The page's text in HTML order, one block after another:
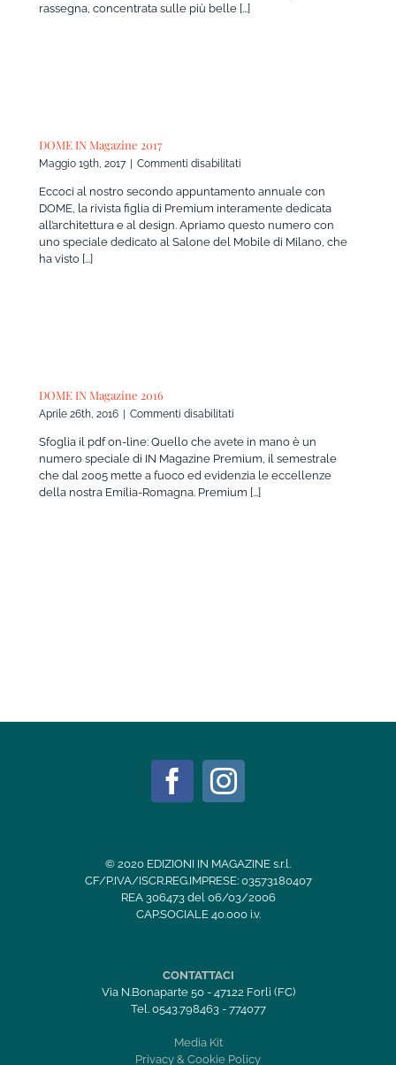
rassegna, concentrata sulle più belle [...]
DOME IN Magazine 2017
Maggio 19th, 2017 Commenti disabilitatisu
IN
Magazine
2017
Eccoci al nostro secondo appuntamento annuale con
DOME, la rivista figlia di Premium interamente dedicata
all’architettura e al design. Apriamo questo numero con
uno speciale dedicato al Salone del Mobile di Milano, che
ha visto [...]
DOME IN Magazine 2016
Aprile 26th, 2016 Commenti disabilitatisu
IN
Magazine
2016
Sfoglia il pdf on-line: Quello che avete in mano è un
numero speciale di IN Magazine Premium, il semestrale
che dal 2005 mette a fuoco ed evidenzia le eccellenze
della nostra Emilia-Romagna. Premium [...]
© 2020 EDIZIONI IN MAGAZINE s.r.l.
CF/P.IVA/ISCR.REG.IMPRESE: 03573180407
REA 306473 del 06/03/2006
CAP.SOCIALE 40.000 i.v.
CONTATTACI
Via N.Bonaparte 50 - 47122 Forlì (FC)
Tel. 0543.798463 - 774077
Media Kit
Privacy & Cookie Policy